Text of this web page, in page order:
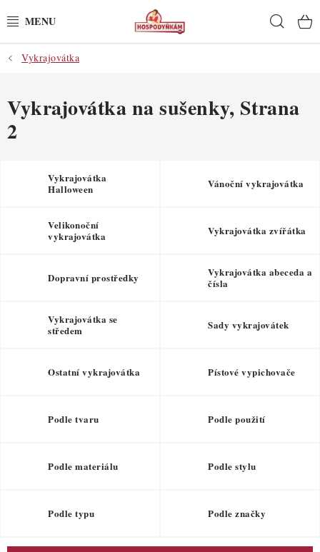
na
POTŘEBY
POMŮCKY
SUROVINY
DEKORACE
DO KUCHYNĚ
POCHUTINY
ZDRAVÉ PEČENÍ
NOVÉ ZBOŽÍ
Nepřevzetí zásilky na dobírku
Obchodní podmínky
Vykrajovátka
Vykrajovátka na sušenky, Strana
2
Vykrajovátka
Halloween
Vánoční vykrajovátka
Velikonoční
vykrajovátka
Vykrajovátka zvířátka
Dopravní prostředky
Vykrajovátka abeceda a
čísla
Vykrajovátka se
středem
Sady vykrajovátek
Ostatní vykrajovátka Pístové vypichovače
Podle tvaru Podle použití
Podle materiálu Podle stylu
Podle typu Podle značky